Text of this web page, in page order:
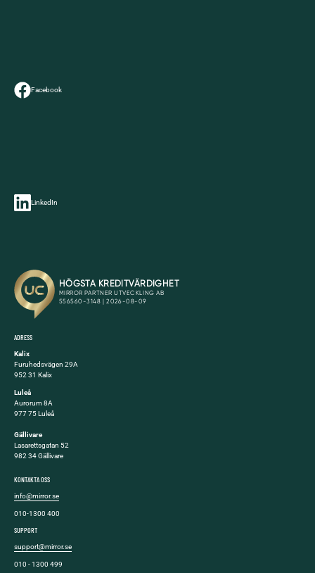
Facebook
LinkedIn
ADRESS
Kalix
Furuhedsvägen 29A
952 31 Kalix
Luleå
Aurorum 8A
977 75 Luleå
Gällivare
Lasarettsgatan 52
982 34 Gällivare
KONTAKTA OSS
info@mirror.se
010-1300 400
SUPPORT
support@mirror.se
010 - 1300 499